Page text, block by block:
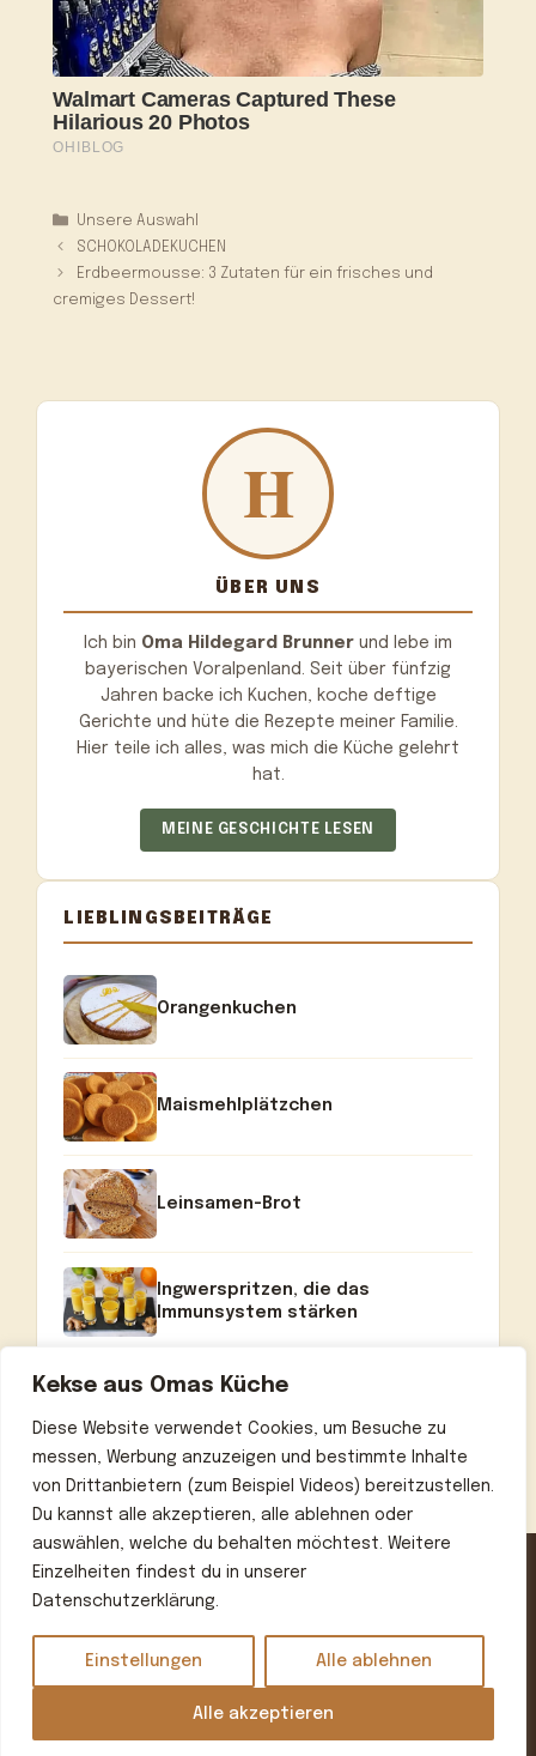
Kekse aus Omas Küche
Diese Website verwendet Cookies, um Besuche zu
messen, Werbung anzuzeigen und bestimmte Inhalte
von Drittanbietern (zum Beispiel Videos) bereitzustellen.
Du kannst alle akzeptieren, alle ablehnen oder
auswählen, welche du behalten möchtest. Weitere
Einzelheiten findest du in unserer
Datenschutzerklärung.
Einstellungen Alle ablehnen
Alle akzeptieren
Kategorien
Unsere Auswahl
SCHOKOLADEKUCHEN
Erdbeermousse: 3 Zutaten für ein frisches und
cremiges Dessert!
ÜBER UNS
Ich bin Oma Hildegard Brunner und lebe im
bayerischen Voralpenland. Seit über fünfzig
Jahren backe ich Kuchen, koche deftige
Gerichte und hüte die Rezepte meiner Familie.
Hier teile ich alles, was mich die Küche gelehrt
hat.
MEINE GESCHICHTE LESEN
LIEBLINGSBEITRÄGE
Orangenkuchen
Maismehlplätzchen
Leinsamen-Brot
Ingwerspritzen, die das
Immunsystem stärken
© 2026 Omas beste Rezepte• Erstellt mit